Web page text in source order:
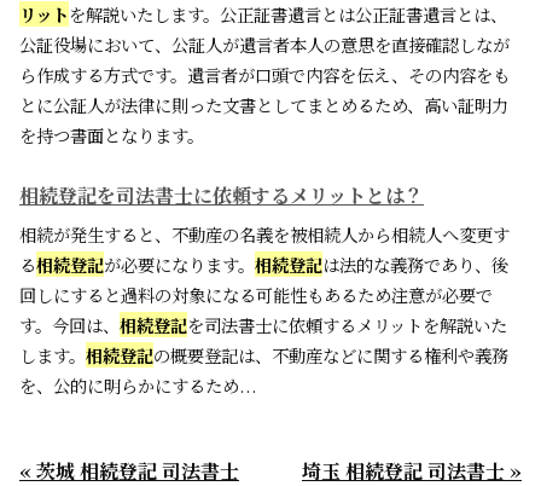
リットを解説いたします。公正証書遺言とは公正証書遺言とは、
公証役場において、公証人が遺言者本人の意思を直接確認しなが
ら作成する方式です。遺言者が口頭で内容を伝え、その内容をも
とに公証人が法律に則った文書としてまとめるため、高い証明力
を持つ書面となります。
相続登記を司法書士に依頼するメリットとは？
相続が発生すると、不動産の名義を被相続人から相続人へ変更す
る相続登記が必要になります。 相続登記は法的な義務であり、後
回しにすると過料の対象になる可能性もあるため注意が必要で
す。今回は、 相続登記を司法書士に依頼するメリットを解説いた
します。 相続登記の概要登記は、不動産などに関する権利や義務
を、公的に明らかにするため...
« 茨城 相続登記 司法書士 埼玉 相続登記 司法書士 »